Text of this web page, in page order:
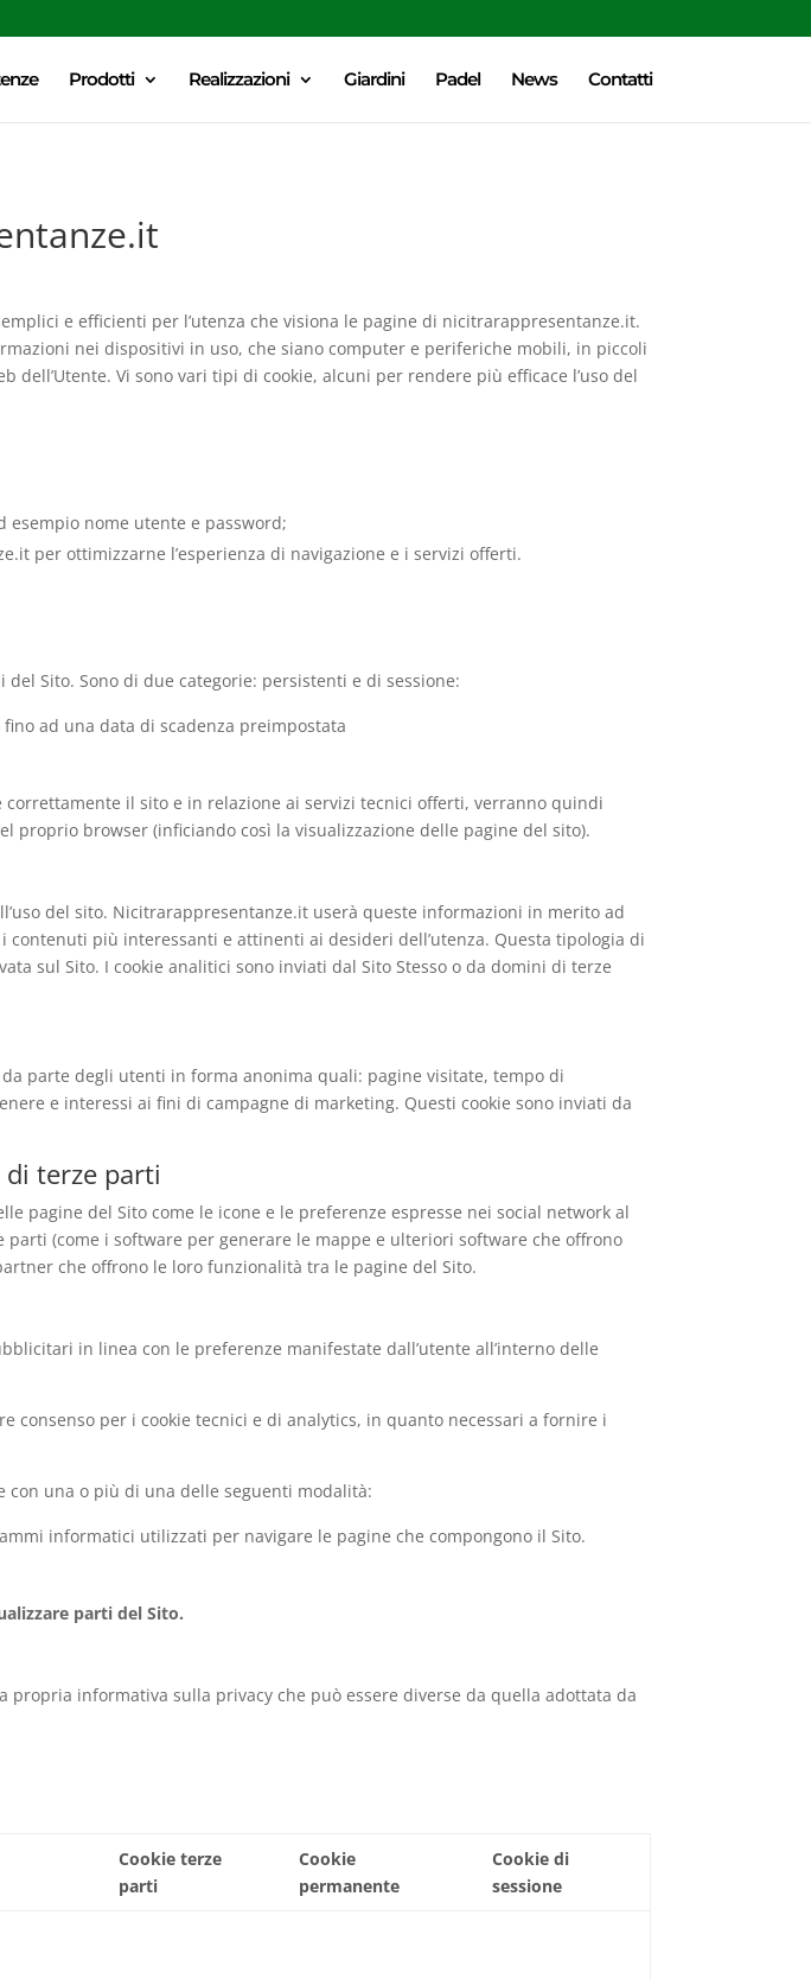
Prodotti Realizzazioni Giardini Padel News Contatti
e efficienti per l’utenza che visiona le pagine di nicitrarappresentanze.it.
nei dispositivi in uso, che siano computer e periferiche mobili, in piccoli
Vi sono vari tipi di cookie, alcuni per rendere più efficace l’uso del
nome utente e password;
per ottimizzarne l’esperienza di navigazione e i servizi offerti.
Sito. Sono di due categorie: persistenti e di sessione:
ad una data di scadenza preimpostata
il sito e in relazione ai servizi tecnici offerti, verranno quindi
proprio browser (inficiando così la visualizzazione delle pagine del sito).
del sito. Nicitrarappresentanze.it userà queste informazioni in merito ad
più interessanti e attinenti ai desideri dell’utenza. Questa tipologia di
sul Sito. I cookie analitici sono inviati dal Sito Stesso o da domini di terze
parte degli utenti in forma anonima quali: pagine visitate, tempo di
e interessi ai fini di campagne di marketing. Questi cookie sono inviati da
terze parti
pagine del Sito come le icone e le preferenze espresse nei social network al
(come i software per generare le mappe e ulteriori software che offrono
che offrono le loro funzionalità tra le pagine del Sito.
in linea con le preferenze manifestate dall’utente all’interno delle
consenso per i cookie tecnici e di analytics, in quanto necessari a fornire i
con una o più di una delle seguenti modalità:
informatici utilizzati per navigare le pagine che compongono il Sito.
parti del Sito.
informativa sulla privacy che può essere diverse da quella adottata da
Cookie terze
parti
Cookie
permanente
Cookie di
sessione